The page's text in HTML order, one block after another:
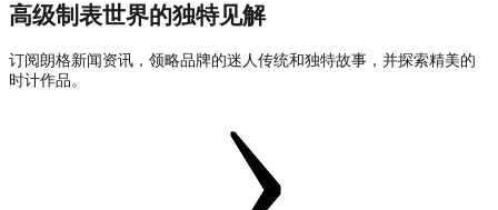
高级制表世界的独特见解
订阅朗格新闻资讯，领略品牌的迷人传统和独特故事，并探索精美的
时计作品。